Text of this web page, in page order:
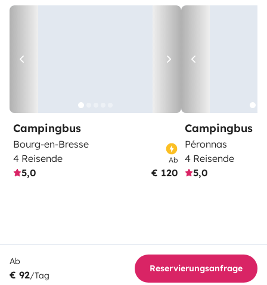
Campingbus
Bourg-en-Bresse
4 Reisende
5,0
Ab
€ 120
Campingbus
Péronnas
4 Reisende
5,0
Ab
€ 92/Tag
Reservierungsanfrage